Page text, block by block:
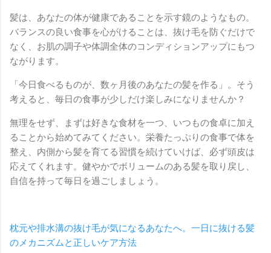
髪は、あなたの体が健康であることを示す鏡のようなもの。
バランスの良い食事を心がけることは、抜け毛を防ぐだけで
なく、お肌の調子や体調全体のコンディションアップにもつ
ながります。
「今日食べるものが、数ヶ月後のあなたの髪を作る」。そう
考えると、毎日の食事が少しだけ楽しみになりませんか？
無理をせず、まずは好きな食材を一つ、いつもの食卓に加え
ることから始めてみてください。栄養たっぷりの食事で体を
整え、内側から髪を育てる習慣を続けていけば、必ず頭皮は
応えてくれます。健やかでボリュームのある髪を取り戻し、
自信を持って毎日を過ごしましょう。
枕元や排水溝の抜け毛が気になるあなたへ。一日に抜ける髪
のメカニズムと正しいケア方法